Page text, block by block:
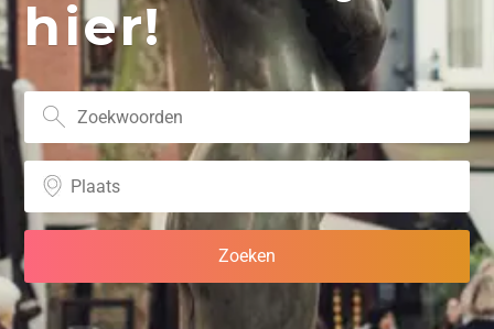
hier!